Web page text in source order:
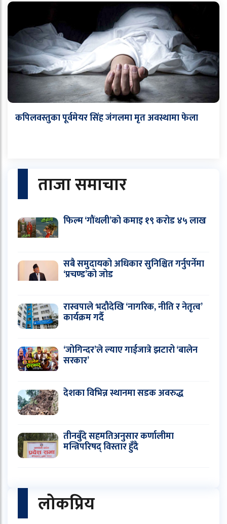
कपिलवस्तुका पूर्वमेयर सिंह जंगलमा मृत अवस्थामा फेला
ताजा समाचार
फिल्म ‘गौंथली’को कमाइ १९ करोड ४५ लाख
सबै समुदायको अधिकार सुनिश्चित गर्नुपर्नेमा
‘प्रचण्ड’को जोड
रास्वपाले भदौदेखि ‘नागरिक, नीति र नेतृत्व’
कार्यक्रम गर्दै
‘जोगिन्दर’ले ल्याए गाईजात्रे झटारो ‘बालेन
सरकार’
देशका विभिन्न स्थानमा सडक अवरुद्ध
तीनबुँदे सहमतिअनुसार कर्णालीमा
मन्त्रिपरिषद् विस्तार हुँदै
लोकप्रिय